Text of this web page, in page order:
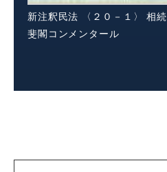
新注釈民法 〈２０－１〉 相
斐閣コンメンタール